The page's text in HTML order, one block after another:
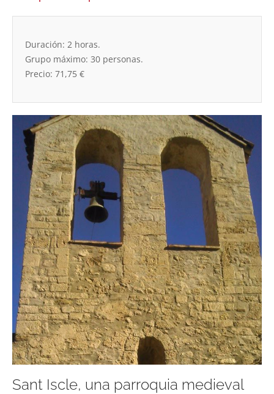
Duración: 2 horas.
Grupo máximo: 30 personas.
Precio: 71,75 €
Sant Iscle, una parroquia medieval